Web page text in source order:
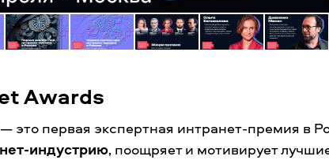
Awards
— это первая экспертная интранет-премия в
индустрию, поощряет и мотивирует